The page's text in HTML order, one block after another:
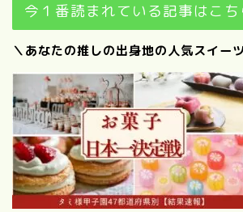
今１番読まれている記事はこち
＼あなたの推しの出身地の人気スイー